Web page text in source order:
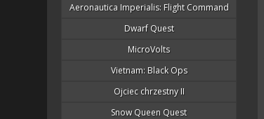
Aeronautica Imperialis: Flight Command
Dwarf Quest
MicroVolts
Vietnam: Black Ops
Ojciec chrzestny II
Snow Queen Quest